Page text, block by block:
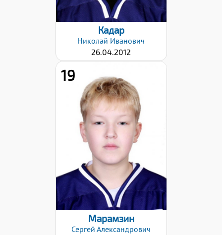
Кадар
Николай Иванович
26.04.2012
19
Хват клюшки:
Правый
Дата заявки:
28.01.2026
Марамзин
Сергей Александрович